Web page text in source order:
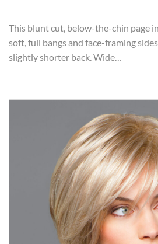
This blunt cut, below-the-chin page
soft, full bangs and face-framing
slightly shorter back. Wide…